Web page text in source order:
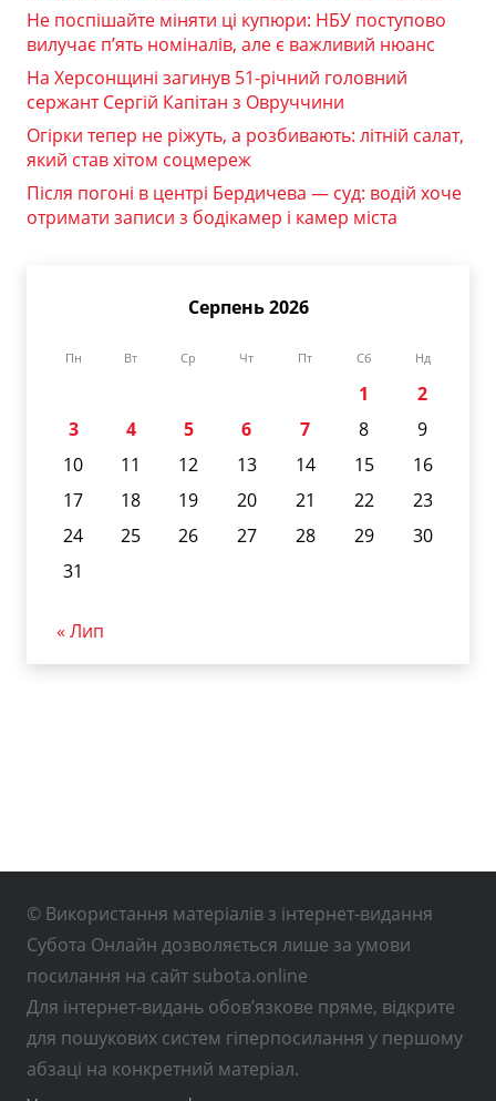
Не поспішайте міняти ці купюри: НБУ поступово
вилучає п’ять номіналів, але є важливий нюанс
На Херсонщині загинув 51-річний головний
сержант Сергій Капітан з Овруччини
Огірки тепер не ріжуть, а розбивають: літній салат,
який став хітом соцмереж
Після погоні в центрі Бердичева — суд: водій хоче
отримати записи з бодікамер і камер міста
Серпень 2026
Пн Вт Ср Чт Пт Сб Нд
1
2
3
4 5 6 7 8
9
10
11 12 13 14 15
16
17
18 19 20 21 22
23
24
25 26 27 28 29
30
31
« Лип
© Використання матеріалів з інтернет-видання
Субота Онлайн дозволяється лише за умови
посилання на сайт subota.online
Для інтернет-видань обов’язкове пряме, відкрите
для пошукових систем гіперпосилання у першому
абзаці на конкретний матеріал.